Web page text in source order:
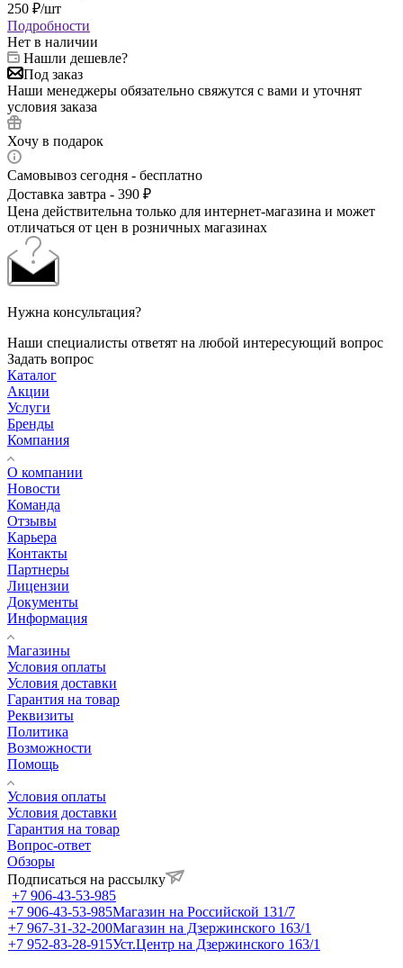
250 ₽/шт
Подробности
Нет в наличии
Нашли дешевле?
Под заказ
Наши менеджеры обязательно свяжутся с вами и уточнят
условия заказа
Хочу в подарок
Самовывоз сегодня - бесплатно
Доставка завтра - 390 ₽
Цена действительна только для интернет-магазина и может
отличаться от цен в розничных магазинах
Нужна консультация?
Наши специалисты ответят на любой интересующий вопрос
Задать вопрос
Каталог
Акции
Услуги
Бренды
Компания
О компании
Новости
Команда
Отзывы
Карьера
Контакты
Партнеры
Лицензии
Документы
Информация
Магазины
Условия оплаты
Условия доставки
Гарантия на товар
Реквизиты
Политика
Возможности
Помощь
Условия оплаты
Условия доставки
Гарантия на товар
Вопрос-ответ
Обзоры
Подписаться на рассылку
+7 906-43-53-985
+7 906-43-53-985Магазин на Российской 131/7
+7 967-31-32-200Магазин на Дзержинского 163/1
+7 952-83-28-915Уст.Центр на Дзержинского 163/1